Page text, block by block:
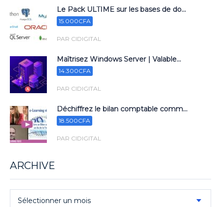
Le Pack ULTIME sur les bases de do...
15.000CFA
PAR CIDIGITAL
Maîtrisez Windows Server | Valable...
14.300CFA
PAR CIDIGITAL
Déchiffrez le bilan comptable comm...
18.500CFA
PAR CIDIGITAL
ARCHIVE
Sélectionner un mois